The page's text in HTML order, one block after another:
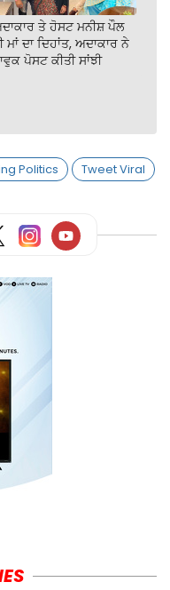
ਤੇ ਹੋਸਟ ਮਨੀਸ਼ ਪੌਲ
ਮਾਂ ਦਾ ਦਿਹਾਂਤ, ਅਦਾਕਾਰ ਨੇ
ਪੋਸਟ ਕੀਤੀ ਸਾਂਝੀ
Politics Tweet Viral